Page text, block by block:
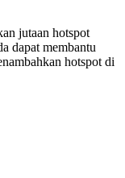
jutaan hotspot
dapat membantu
hotspot di